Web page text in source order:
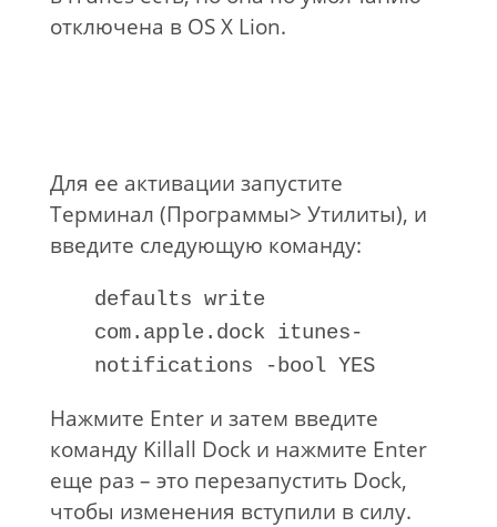
отключена в OS X Lion.
Для ее активации запустите
Терминал (Программы> Утилиты), и
введите следующую команду:
defaults write
com.apple.dock itunes-
notifications -bool YES
Нажмите Enter и затем введите
команду Killall Dock и нажмите Enter
еще раз – это перезапустить Dock,
чтобы изменения вступили в силу.